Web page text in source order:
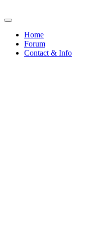
Home
Forum
Contact & Info